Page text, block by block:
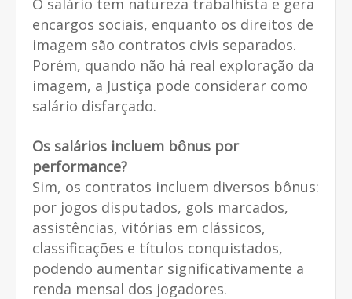
encargos sociais, enquanto os direitos de
imagem são contratos civis separados.
Porém, quando não há real exploração da
imagem, a Justiça pode considerar como
salário disfarçado.
Os salários incluem bônus por
performance?
Sim, os contratos incluem diversos bônus:
por jogos disputados, gols marcados,
assistências, vitórias em clássicos,
classificações e títulos conquistados,
podendo aumentar significativamente a
renda mensal dos jogadores.